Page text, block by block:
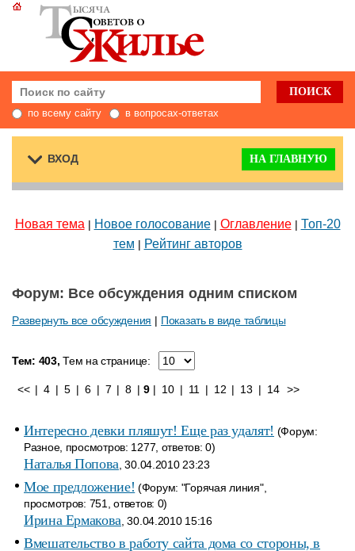
по всему сайту в вопросах-ответах
ВХОД НА ГЛАВНУЮ
Новая тема | Новое голосование| Оглавление| Топ-20
тем | Рейтинг авторов
Форум: Все обсуждения одним списком
Развернуть все обсуждения | Показать в виде таблицы
Тем: 403, Тем на странице:
<< | 4 | 5 | 6 | 7 | 8 |9 | 10 | 11 | 12 | 13 | 14 >>
Интересно девки пляшут! Еще раз удалят! (Форум:
Разное, просмотров: 1277, ответов: 0)
Наталья Попова , 30.04.2010 23:23
Мое предложение! (Форум: "Горячая линия",
просмотров: 751, ответов: 0)
Ирина Ермакова , 30.04.2010 15:16
Вмешательство в работу сайта дома со стороны, в